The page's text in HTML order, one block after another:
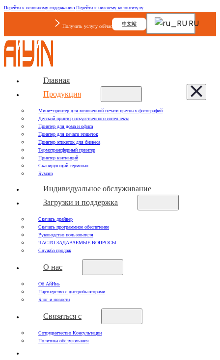
Перейти к основному содержанию Перейти к нижнему колонтитулу
Получить услугу сейчас 中文站 RU
Главная
Продукция
Мини-принтер для мгновенной печати цветных фотографий
Детский принтер искусственного интеллекта
Принтер для дома и офиса
Принтер для печати этикеток
Принтер этикеток для бизнеса
Термотрансферный принтер
Принтер квитанций
Сканирующий терминал
Бумага
Индивидуальное обслуживание
Загрузки и поддержка
Скачать драйвер
Скачать программное обеспечение
Руководство пользователя
ЧАСТО ЗАДАВАЕМЫЕ ВОПРОСЫ
Служба продаж
О нас
Об АйИнь
Партнерство с дистрибьюторами
Блог и новости
Связаться с
Сотрудничество Консультации
Политика обслуживания